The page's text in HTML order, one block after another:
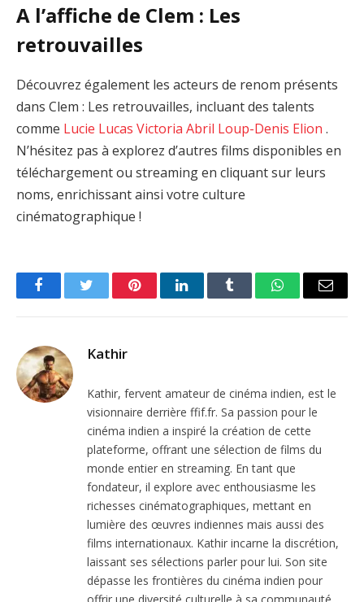
A l’affiche de Clem : Les
retrouvailles
Découvrez également les acteurs de renom présents
dans Clem : Les retrouvailles, incluant des talents
comme Lucie Lucas Victoria Abril Loup-Denis Elion .
N’hésitez pas à explorez d’autres films disponibles en
téléchargement ou streaming en cliquant sur leurs
noms, enrichissant ainsi votre culture
cinématographique !
FacebookTwitter PinterestLinkedInTumblr WhatsAppEmail
Kathir
Kathir, fervent amateur de cinéma indien, est le
visionnaire derrière ffif.fr. Sa passion pour le
cinéma indien a inspiré la création de cette
plateforme, offrant une sélection de films du
monde entier en streaming. En tant que
fondateur, il explore avec enthousiasme les
richesses cinématographiques, mettant en
lumière des œuvres indiennes mais aussi des
films internationaux. Kathir incarne la discrétion,
laissant ses sélections parler pour lui. Son site
dépasse les frontières du cinéma indien pour